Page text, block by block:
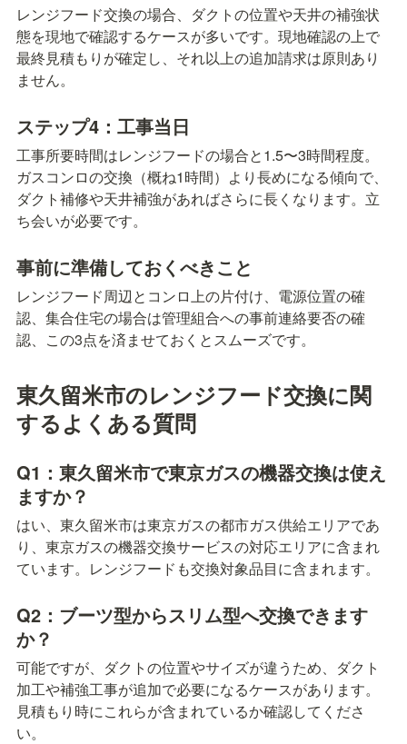
レンジフード交換の場合、ダクトの位置や天井の補強状
態を現地で確認するケースが多いです。現地確認の上で
最終見積もりが確定し、それ以上の追加請求は原則あり
ません。
ステップ4：工事当日
工事所要時間はレンジフードの場合と1.5〜3時間程度。
ガスコンロの交換（概ね1時間）より長めになる傾向で、
ダクト補修や天井補強があればさらに長くなります。立
ち会いが必要です。
事前に準備しておくべきこと
レンジフード周辺とコンロ上の片付け、電源位置の確
認、集合住宅の場合は管理組合への事前連絡要否の確
認、この3点を済ませておくとスムーズです。
東久留米市のレンジフード交換に関
するよくある質問
Q1：東久留米市で東京ガスの機器交換は使え
ますか？
はい、東久留米市は東京ガスの都市ガス供給エリアであ
り、東京ガスの機器交換サービスの対応エリアに含まれ
ています。レンジフードも交換対象品目に含まれます。
Q2：ブーツ型からスリム型へ交換できます
か？
可能ですが、ダクトの位置やサイズが違うため、ダクト
加工や補強工事が追加で必要になるケースがあります。
見積もり時にこれらが含まれているか確認してくださ
い。